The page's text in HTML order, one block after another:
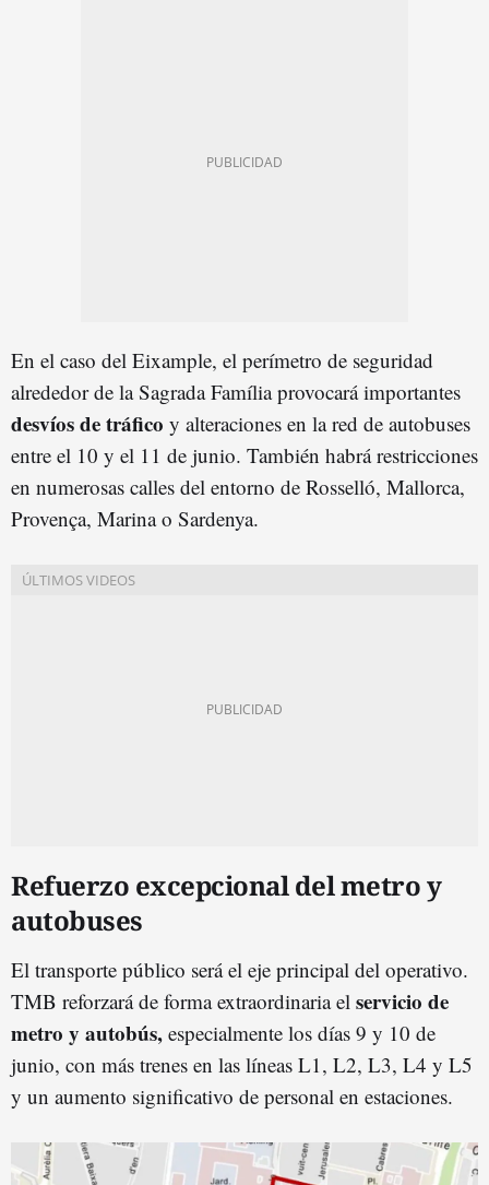
En el caso del Eixample, el perímetro de seguridad
alrededor de la Sagrada Família provocará importantes
desvíos de tráfico y alteraciones en la red de autobuses
entre el 10 y el 11 de junio. También habrá restricciones
en numerosas calles del entorno de Rosselló, Mallorca,
Provença, Marina o Sardenya.
Refuerzo excepcional del metro y
autobuses
El transporte público será el eje principal del operativo.
TMB reforzará de forma extraordinaria el servicio de
metro y autobús, especialmente los días 9 y 10 de
junio, con más trenes en las líneas L1, L2, L3, L4 y L5
y un aumento significativo de personal en estaciones.